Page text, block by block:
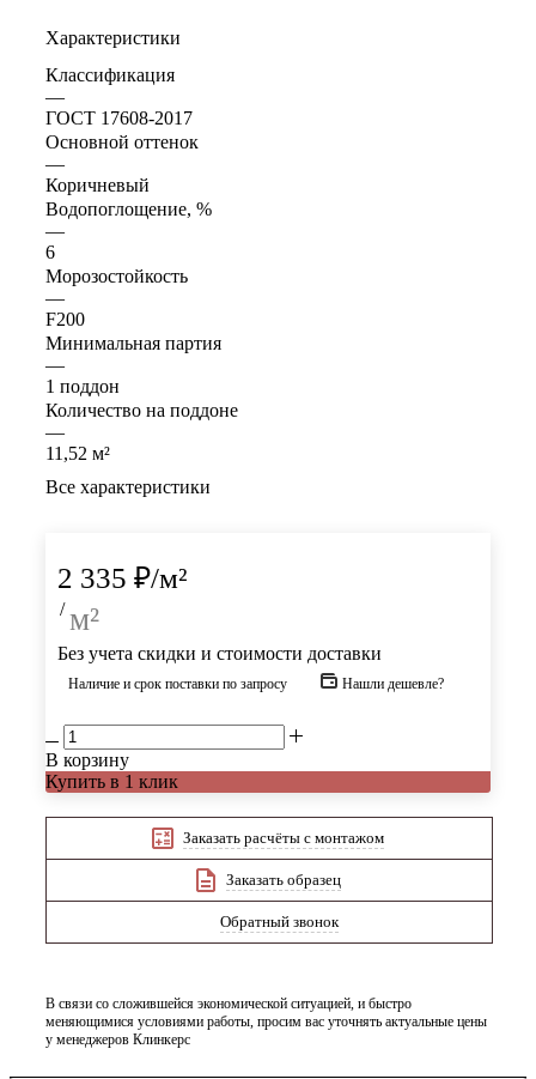
Характеристики
Классификация
—
ГОСТ 17608-2017
Основной оттенок
—
Коричневый
Водопоглощение, %
—
6
Морозостойкость
—
F200
Минимальная партия
—
1 поддон
Количество на поддоне
—
11,52 м²
Все характеристики
2 335 ₽/м²
/ м²
Без учета скидки и стоимости доставки
Наличие и срок поставки по запросу Нашли дешевле?
В корзину
Купить в 1 клик
Заказать расчёты с монтажом
Заказать образец
Обратный звонок
В связи со сложившейся экономической ситуацией, и быстро
меняющимися условиями работы, просим вас уточнять актуальные цены
у менеджеров Клинкерс